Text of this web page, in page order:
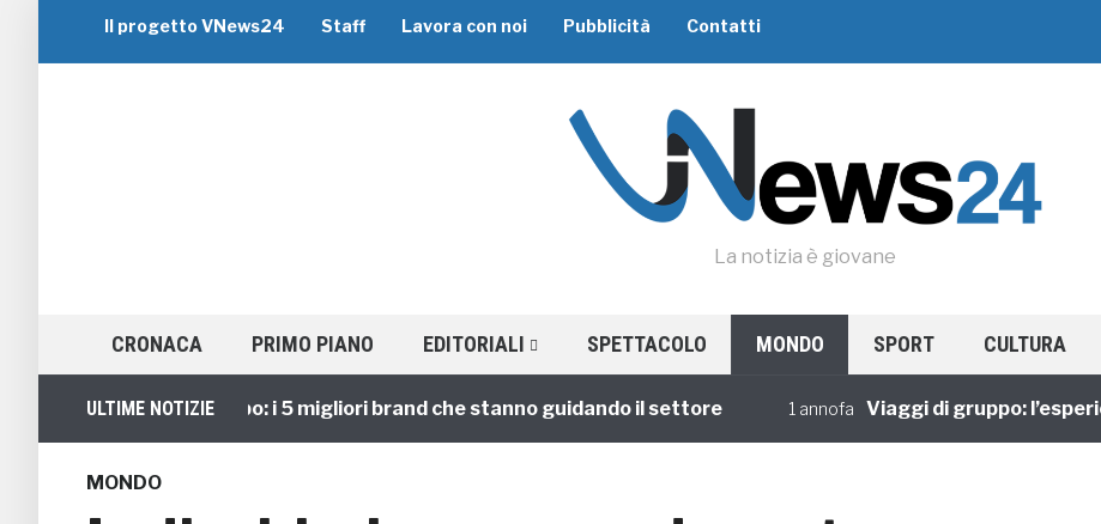
Il progetto VNews24 Staff Lavora con noi Pubblicità Contatti
La notizia è giovane
CRONACA PRIMO PIANO EDITORIALI SPETTACOLO MONDO SPORT CULTURA
ULTIME NOTIZIE
Viaggi di Gruppo: i 5 migliori brand che stanno guidando il settore 1 annofa Viaggi di gruppo:
MONDO